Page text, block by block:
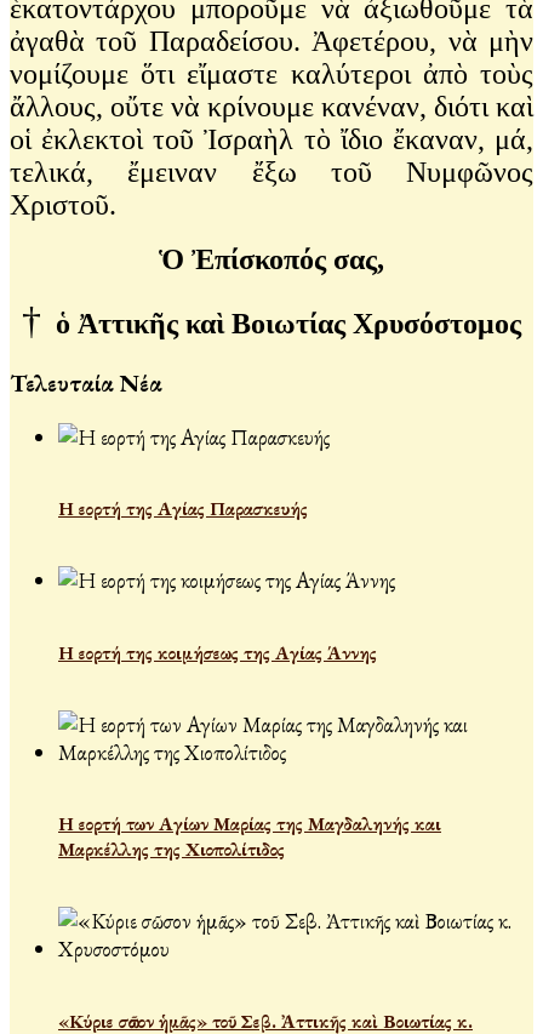
ἑκατοντάρχου μποροῦμε νὰ ἀξιωθοῦμε τὰ
ἀγαθὰ τοῦ Παραδείσου. Ἀφετέρου, νὰ μὴν
νομίζουμε ὅτι εἴμαστε καλύτεροι ἀπὸ τοὺς
ἄλλους, οὔτε νὰ κρίνουμε κανέναν, διότι καὶ
οἱ ἐκλεκτοὶ τοῦ Ἰσραὴλ τὸ ἴδιο ἔκαναν, μά,
τελικά, ἔμειναν ἔξω τοῦ Νυμφῶνος
Χριστοῦ.
Ὁ Ἐπίσκοπός σας,
† ὁ Ἀττικῆς καὶ Βοιωτίας Χρυσόστομος
Τελευταία Νέα
Η εορτή της Αγίας Παρασκευής
Η εορτή της κοιμήσεως της Αγίας Άννης
Η εορτή των Αγίων Μαρίας της Μαγδαληνής και
Μαρκέλλης της Χιοπολίτιδος
«Κύριε σῶσον ἡμᾶς» τοῦ Σεβ. Ἀττικῆς καὶ Βοιωτίας κ.